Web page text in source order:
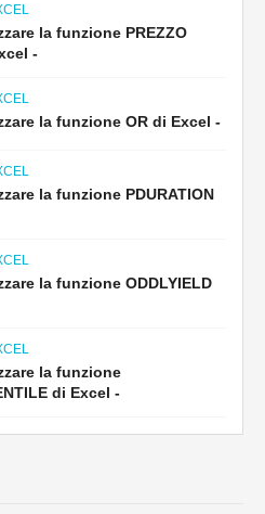
la funzione PREZZO
-
la funzione OR di Excel -
la funzione PDURATION
la funzione ODDLYIELD
la funzione
di Excel -